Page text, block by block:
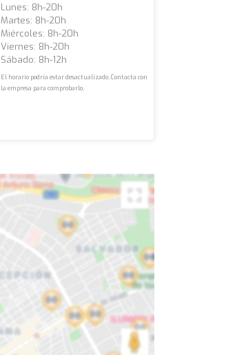
Lunes: 8h-20h
Martes: 8h-20h
Miércoles: 8h-20h
Viernes: 8h-20h
Sábado: 8h-12h
El horario podría estar desactualizado. Contacta con
la empresa para comprobarlo.